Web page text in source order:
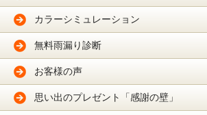
カラーシミュレーション
無料雨漏り診断
お客様の声
思い出のプレゼント「感謝の壁」